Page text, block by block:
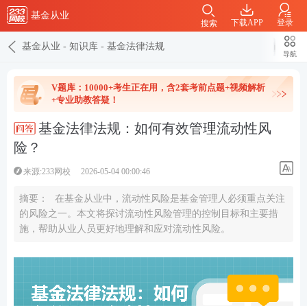
基金从业
下载APP 登录
搜索
基金从业 - 知识库 - 基金法律法规
导航
V题库：10000+考生正在用，含2套考前点题+视频解析
+专业助教答疑！
基金法律法规：如何有效管理流动性风
险？
来源:233网校 2026-05-04 00:00:46
摘要：
在基金从业中，流动性风险是基金管理人必须重点关注
的风险之一。本文将探讨流动性风险管理的控制目标和主要措
施，帮助从业人员更好地理解和应对流动性风险。